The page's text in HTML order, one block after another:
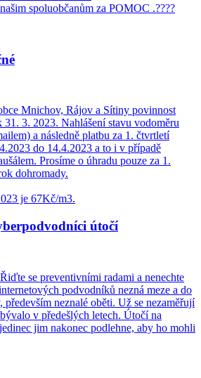
spoluobčanům za POMOC .????
Mnichov, Rájov a Sítiny povinnost
31. 3. 2023. Nahlášení stavu vodoměru
a následně platbu za 1. čtvrtletí
do 14.4.2023 a to i v případě
Prosíme o úhradu pouze za 1.
dohromady.
je 67Kč/m3.
útočí
se preventivními radami a nenechte
podvodníků nezná meze a do
neznalé oběti. Už se nezaměřují
v předešlých letech. Útočí na
jim nakonec podlehne, aby ho mohli